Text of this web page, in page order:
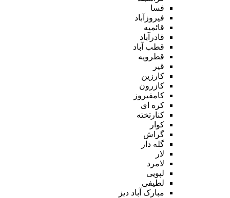
فسا
فیروزآباد
قائمیه
قادرآباد
قطب آباد
قطرویه
قیر
کارزین
کازرون
کامفیروز
کره ای
کنارتخته
کوار
گراش
گله دار
لار
لامرد
لپویی
لطیفی
مبارک آباد دیز